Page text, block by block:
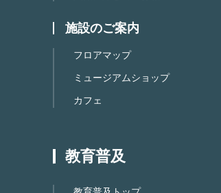
施設のご案内
フロアマップ
ミュージアムショップ
カフェ
教育普及